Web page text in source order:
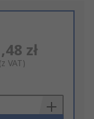
zł
(z VAT)